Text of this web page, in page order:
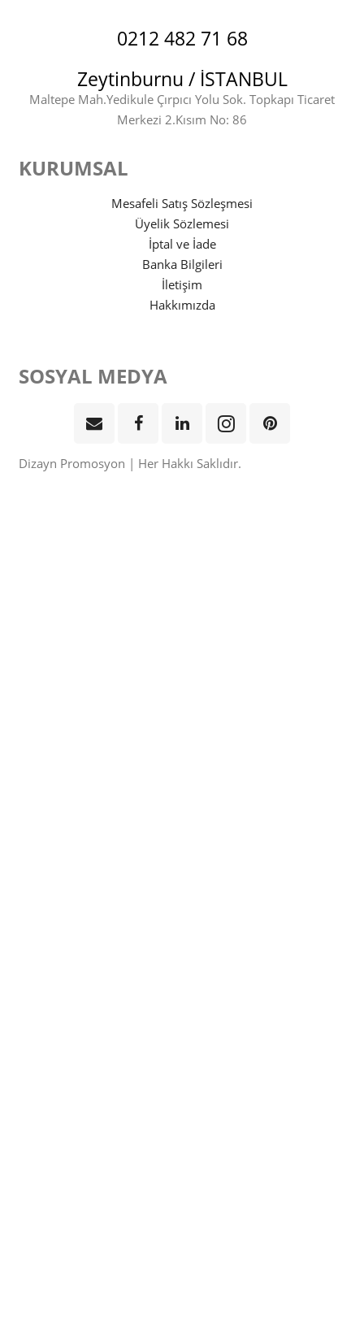
0212 482 71 68
Zeytinburnu / İSTANBUL
Maltepe Mah.Yedikule Çırpıcı Yolu Sok. Topkapı Ticaret
Merkezi 2.Kısım No: 86
KURUMSAL
Mesafeli Satış Sözleşmesi
Üyelik Sözlemesi
İptal ve İade
Banka Bilgileri
İletişim
Hakkımızda
SOSYAL MEDYA
Dizayn Promosyon | Her Hakkı Saklıdır.